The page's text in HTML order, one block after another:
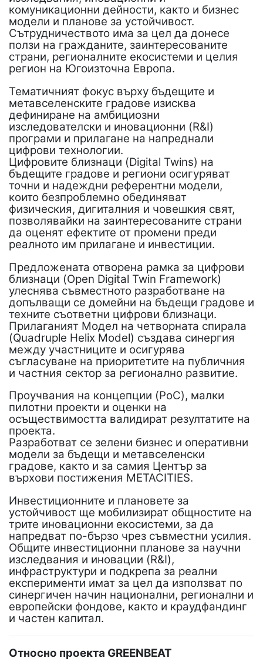
комуникационни дейности, както и бизнес
модели и планове за устойчивост.
Сътрудничеството има за цел да донесе
ползи на гражданите, заинтересованите
страни, регионалните екосистеми и целия
регион на Югоизточна Европа.
Тематичният фокус върху бъдещите и
метавселенските градове изисква
дефиниране на амбициозни
изследователски и иновационни (R&I)
програми и прилагане на напреднали
цифрови технологии.
Цифровите близнаци (Digital Twins) на
бъдещите градове и региони осигуряват
точни и надеждни референтни модели,
които безпроблемно обединяват
физическия, дигиталния и човешкия свят,
позволявайки на заинтересованите страни
да оценят ефектите от промени преди
реалното им прилагане и инвестиции.
Предложената отворена рамка за цифрови
близнаци (Open Digital Twin Framework)
улеснява съвместното разработване на
допълващи се домейни на бъдещи градове и
техните съответни цифрови близнаци.
Прилаганият Модел на четворната спирала
(Quadruple Helix Model) създава синергия
между участниците и осигурява
съгласуване на приоритетите на публичния
и частния сектор за регионално развитие.
Проучвания на концепции (PoC), малки
пилотни проекти и оценки на
осъществимостта валидират резултатите на
проекта.
Разработват се зелени бизнес и оперативни
модели за бъдещи и метавселенски
градове, както и за самия Център за
върхови постижения METACITIES.
Инвестиционните и плановете за
устойчивост ще мобилизират общностите на
трите иновационни екосистеми, за да
напредват по-бързо чрез съвместни усилия.
Общите инвестиционни планове за научни
изследвания и иновации (R&I),
инфраструктури и подкрепа за реални
експерименти имат за цел да използват по
синергичен начин национални, регионални и
европейски фондове, както и краудфандинг
и частен капитал.
Относно проекта GREENBEAT